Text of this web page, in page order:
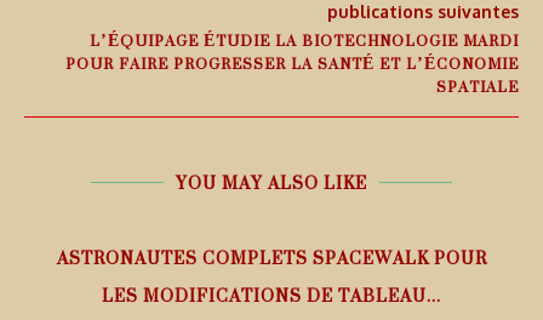
publications suivantes
L’ÉQUIPAGE ÉTUDIE LA BIOTECHNOLOGIE MARDI
POUR FAIRE PROGRESSER LA SANTÉ ET L’ÉCONOMIE
SPATIALE
YOU MAY ALSO LIKE
ASTRONAUTES COMPLETS SPACEWALK POUR
LES MODIFICATIONS DE TABLEAU...